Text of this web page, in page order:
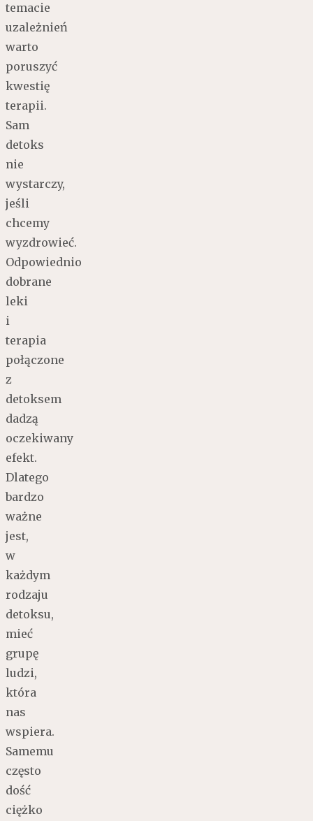
temacie
uzależnień
warto
poruszyć
kwestię
terapii.
Sam
detoks
nie
wystarczy,
jeśli
chcemy
wyzdrowieć.
Odpowiednio
dobrane
leki
i
terapia
połączone
z
detoksem
dadzą
oczekiwany
efekt.
Dlatego
bardzo
ważne
jest,
w
każdym
rodzaju
detoksu,
mieć
grupę
ludzi,
która
nas
wspiera.
Samemu
często
dość
ciężko